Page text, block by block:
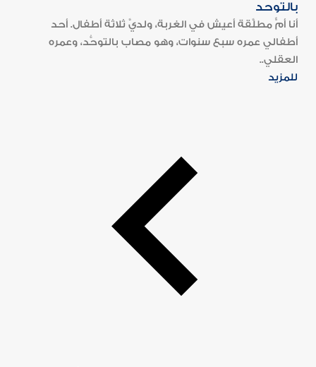
بالتوحد
أنا أمٌّ مطلَّقة أعيش في الغربة، ولديَّ ثلاثة أطفال. أحد
أطفالي عمره سبع سنوات، وهو مصاب بالتوحُّد، وعمره
العقلي..
للمزيد